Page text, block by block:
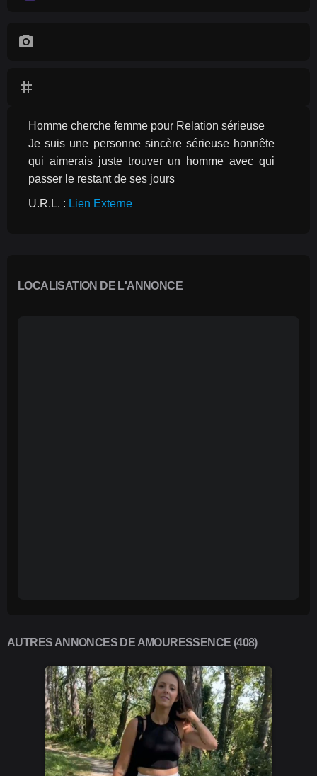
photo_camera
tag
Homme cherche femme pour Relation sérieuse
Je suis une personne sincère sérieuse honnête
qui aimerais juste trouver un homme avec qui
passer le restant de ses jours
U.R.L. : Lien Externe
LOCALISATION DE L'ANNONCE
AUTRES ANNONCES DE AMOURESSENCE (408)